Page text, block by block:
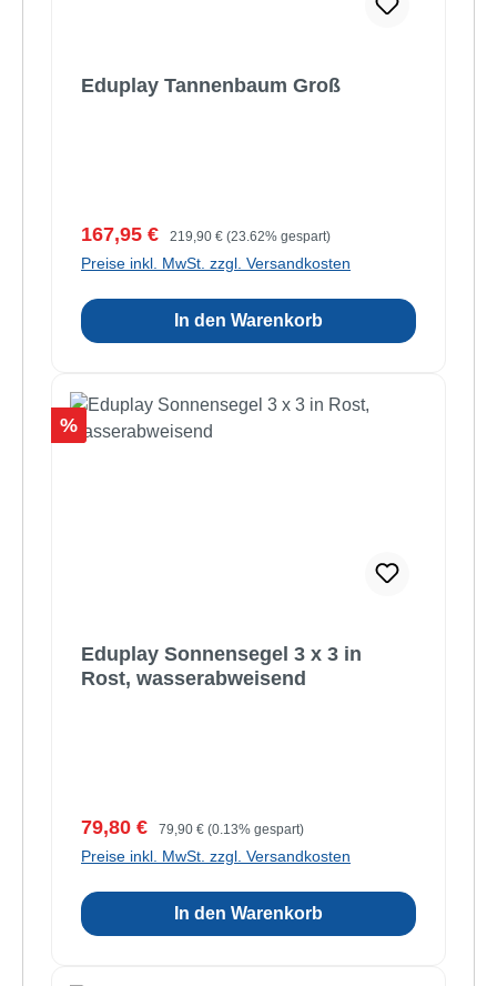
Eduplay Tannenbaum Groß
Verkaufspreis:
167,95 € Regulärer Preis:
219,90 € (23.62% gespart)
Preise inkl. MwSt. zzgl. Versandkosten
In den Warenkorb
Rabatt
%
Eduplay Sonnensegel 3 x 3 in
Rost, wasserabweisend
Verkaufspreis:
79,80 € Regulärer Preis:
79,90 € (0.13% gespart)
Preise inkl. MwSt. zzgl. Versandkosten
In den Warenkorb